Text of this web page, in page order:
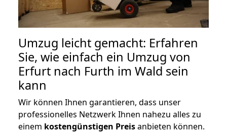
Umzug leicht gemacht: Erfahren
Sie, wie einfach ein Umzug von
Erfurt nach Furth im Wald sein
kann
Wir können Ihnen garantieren, dass unser
professionelles Netzwerk Ihnen nahezu alles zu
einem kostengünstigen Preisanbieten können.